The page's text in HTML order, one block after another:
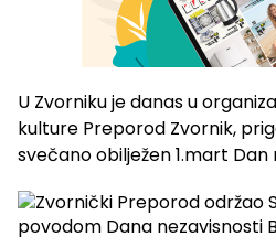
U Zvorniku je danas u
kulture Preporod Zvornik,
svečano obilježen 1.mart Dan